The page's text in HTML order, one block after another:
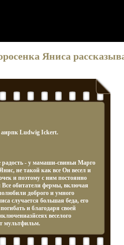
Яниса
аирпк Ludwig Ickert.
- у мамаши-свиньи Марго
не такой как все Он весел и
и поэтому с ним постоянно
Все обитатели фермы, включая
доброго и умного
случается большая беда, его
и благодаря своей
веселого
мультфильм.